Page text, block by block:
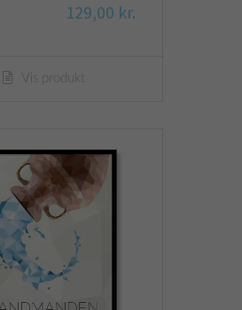
129,00 kr.
Vis produkt